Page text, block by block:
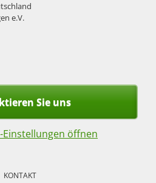
e.V.
Sie uns
öffnen
KONTAKT